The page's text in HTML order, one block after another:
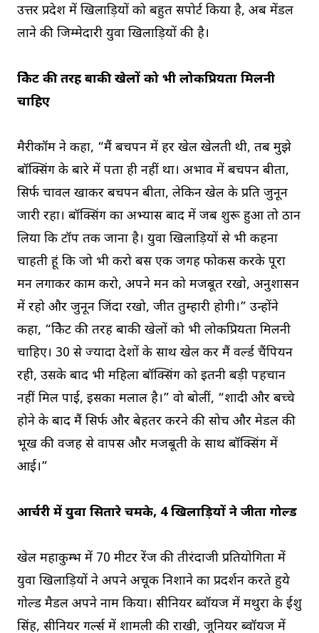
उत्तर प्रदेश में खिलाड़ियों को बहुत सपोर्ट किया है, अब मेंडल
लाने की जिम्मेदारी युवा खिलाड़ियों की है।
क्रिकेट की तरह बाकी खेलों को भी लोकप्रियता मिलनी
चाहिए
मैरीकॉम ने कहा, “मैं बचपन में हर खेल खेलती थी, तब मुझे
बॉक्सिंग के बारे में पता ही नहीं था। अभाव में बचपन बीता,
सिर्फ चावल खाकर बचपन बीता, लेकिन खेल के प्रति जुनून
जारी रहा। बॉक्सिंग का अभ्यास बाद में जब शुरू हुआ तो ठान
लिया कि टॉप तक जाना है। युवा खिलाड़ियों से भी कहना
चाहती हूं कि जो भी करो बस एक जगह फोकस करके पूरा
मन लगाकर काम करो, अपने मन को मजबूत रखो, अनुशासन
में रहो और जुनून जिंदा रखो, जीत तुम्हारी होगी।” उन्होंने
कहा, “क्रिकेट की तरह बाकी खेलों को भी लोकप्रियता मिलनी
चाहिए। 30 से ज्यादा देशों के साथ खेल कर मैं वर्ल्ड चैंपियन
रही, उसके बाद भी महिला बॉक्सिंग को इतनी बड़ी पहचान
नहीं मिल पाई, इसका मलाल है।” वो बोलीं, “शादी और बच्चे
होने के बाद मैं सिर्फ और बेहतर करने की सोच और मेडल की
भूख की वजह से वापस और मजबूती के साथ बॉक्सिंग में
आई।”
आर्चरी में युवा सितारे चमके, 4 खिलाड़ियों ने जीता गोल्ड
खेल महाकुम्भ में 70 मीटर रेंज की तीरंदाजी प्रतियोगिता में
युवा खिलाड़ियों ने अपने अचूक निशाने का प्रदर्शन करते हुये
गोल्ड मैडल अपने नाम किया। सीनियर ब्वॉयज में मथुरा के ईशु
सिंह, सीनियर गर्ल्स में शामली की राखी, जूनियर ब्वॉयज में